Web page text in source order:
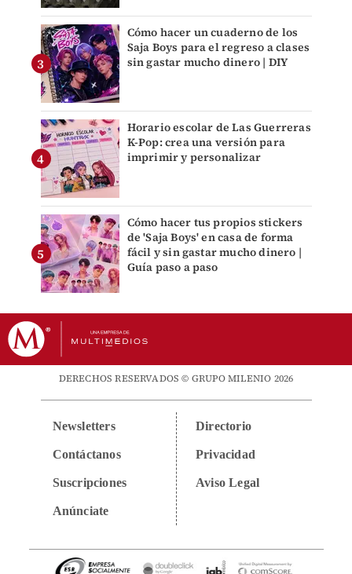
Cómo hacer un cuaderno de los
Saja Boys para el regreso a clases
sin gastar mucho dinero | DIY
Horario escolar de Las Guerreras
K-Pop: crea una versión para
imprimir y personalizar
Cómo hacer tus propios stickers
de 'Saja Boys' en casa de forma
fácil y sin gastar mucho dinero |
Guía paso a paso
DERECHOS RESERVADOS © GRUPO MILENIO 2026
Newsletters
Contáctanos
Suscripciones
Anúnciate
Directorio
Privacidad
Aviso Legal